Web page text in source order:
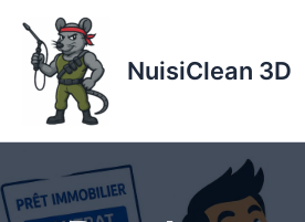
contenu
NuisiClean 3D